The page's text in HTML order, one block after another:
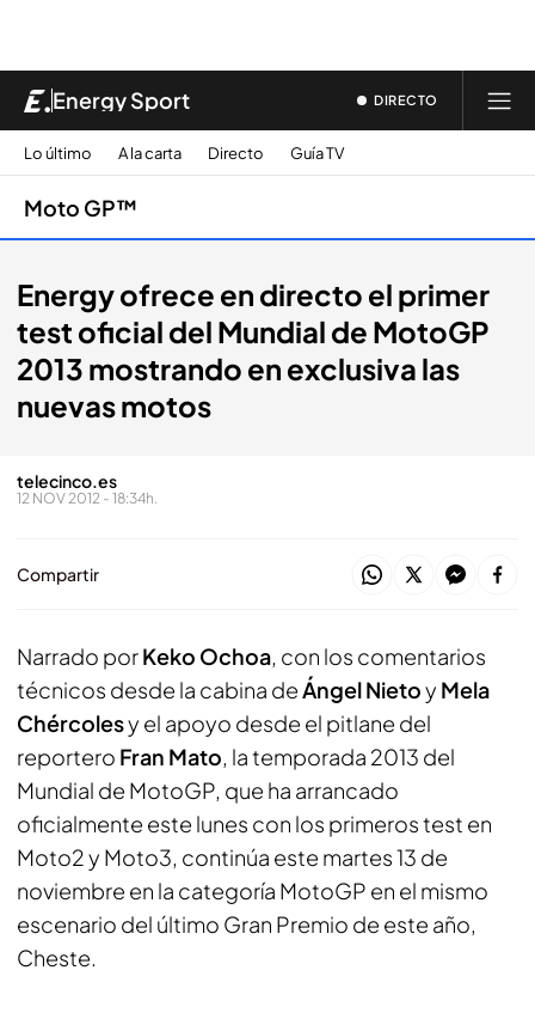
Energy Sport DIRECTO
Lo último A la carta Directo Guía TV
Moto GP™
Energy ofrece en directo el primer
test oficial del Mundial de MotoGP
2013 mostrando en exclusiva las
nuevas motos
telecinco.es
12 NOV 2012 - 18:34h.
Compartir
Narrado porKeko Ochoa, con los comentarios
técnicos desde la cabina deÁngel Nietoy Mela
Chércolesy el apoyo desde el pitlane del
reportero Fran Mato, la temporada 2013 del
Mundial de MotoGP, que ha arrancado
oficialmente este lunes con los primerostest en
Moto2 y Moto3, continúa este martes 13 de
noviembre en la categoría MotoGP en el mismo
escenario del último Gran Premio de este año,
Cheste.